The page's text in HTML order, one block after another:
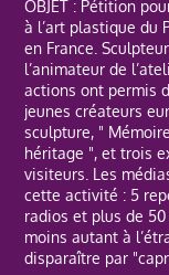
OBJET : Pétition
à l’art plastique du
en France.
l’animateur de
actions ont permis
jeunes créateurs
sculpture, "
héritage ", et trois
visiteurs. Les
cette activité : 5
radios et plus de
moins autant à
disparaître par